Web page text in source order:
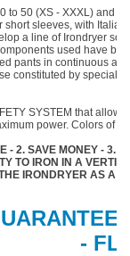
to 50 (XS - XXXL) and
sleeves, with
a line of Irondryer
used have
pants in continuous
constituted by special
SYSTEM that
power. Colors of
- 2. SAVE MONEY - 3.
TO IRON IN A
IRONDRYER AS A
-